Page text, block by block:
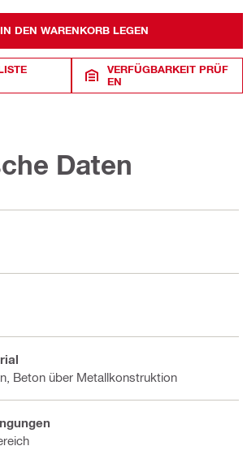
IN DEN WARENKORB LEGEN
VERFÜGBARKEIT PRÜF
EN
Daten
Beton über Metallkonstruktion